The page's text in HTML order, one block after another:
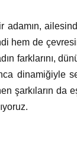
adamın,
hem de
farklarını,
dinamiğiyle
şarkıların da